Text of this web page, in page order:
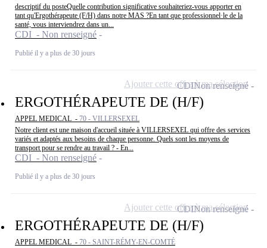
descriptif du posteQuelle contribution significative souhaiteriez-vous apporter en
tant qu'Ergothérapeute (F/H) dans notre MAS ?En tant que professionnel·le de la
santé, vous interviendrez dans un...
CDI - Non renseigné
Publié il y a plus de 30 jours
ERGOTHÉRAPEUTE DE (H/F)
APPEL MEDICAL - 70 - VILLERSEXEL
Notre client est une maison d'accueil située à VILLERSEXEL qui offre des services
variés et adaptés aux besoins de chaque personne. Quels sont les moyens de
transport pour se rendre au travail ? - En...
CDI - Non renseigné
Publié il y a plus de 30 jours
CDINon renseigné
Ajouter cette offre à ma sélection
ERGOTHÉRAPEUTE DE (H/F)
APPEL MEDICAL - 70 - SAINT-RÉMY-EN-COMTÉ
CDINon renseigné
Ajouter cette offre à ma sélection